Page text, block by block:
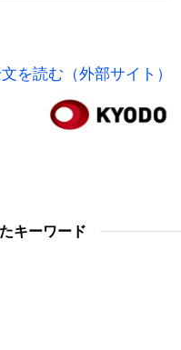
を読む（外部サイト）
キーワード